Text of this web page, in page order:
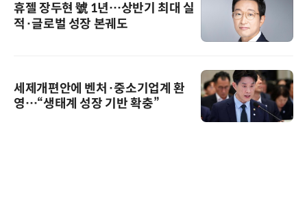
휴젤 장두현 號 1년…상반기 최대 실
적·글로벌 성장 본궤도
세제개편안에 벤처·중소기업계 환
영…“생태계 성장 기반 확충”